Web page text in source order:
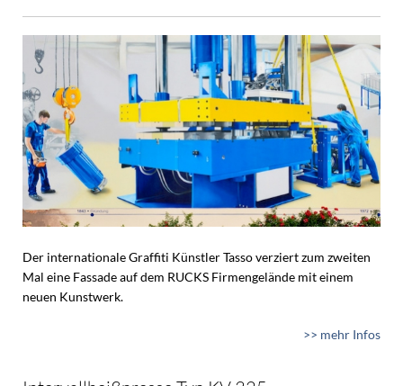
Der internationale Graffiti Künstler Tasso verziert zum zweiten
Mal eine Fassade auf dem RUCKS Firmengelände mit einem
neuen Kunstwerk.
>> mehr Infos